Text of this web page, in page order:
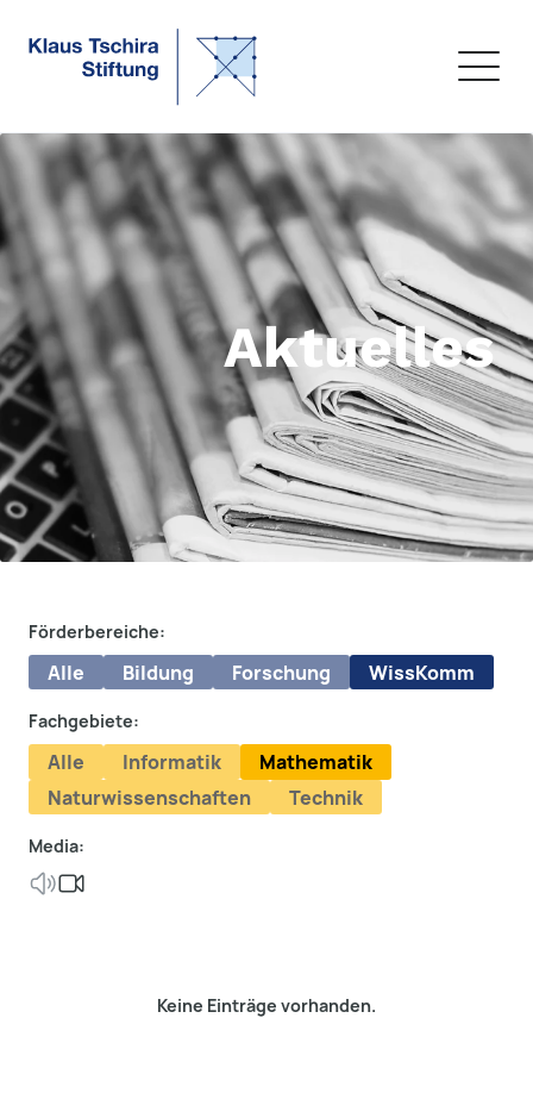
Aktuelles
Förderbereiche:
Alle Bildung Forschung WissKomm
Fachgebiete:
Alle Informatik
Mathematik
Naturwissenschaften
Technik
Media:
Keine Einträge vorhanden.